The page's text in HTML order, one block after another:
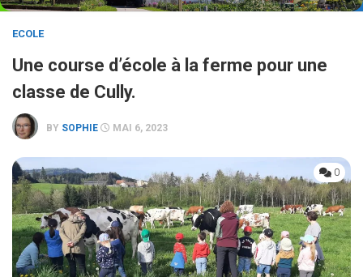
ECOLE
Une course d’école à la ferme pour une
classe de Cully.
BY SOPHIE MAI 6, 2023
0